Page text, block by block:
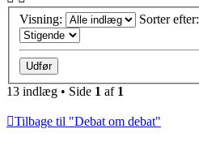
Visning: Sorter efter:
13 indlæg • Side 1 af 1
Tilbage til "Debat om debat"